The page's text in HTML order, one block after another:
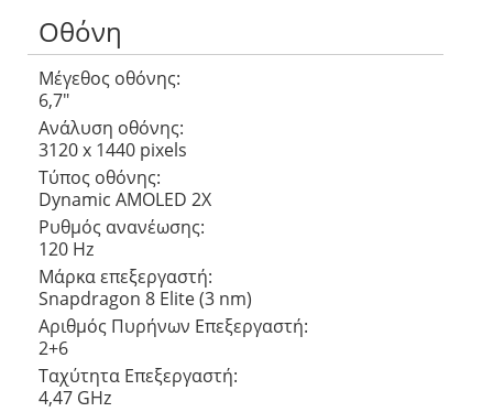
Οθόνη
Μέγεθος οθόνης:
6,7″
Ανάλυση οθόνης:
3120 x 1440 pixels
Τύπος οθόνης:
Dynamic AMOLED 2X
Ρυθμός ανανέωσης:
120 Hz
Μάρκα επεξεργαστή:
Snapdragon 8 Elite (3 nm)
Αριθμός Πυρήνων Eπεξεργαστή:
2+6
Ταχύτητα Επεξεργαστή:
4,47 GHz